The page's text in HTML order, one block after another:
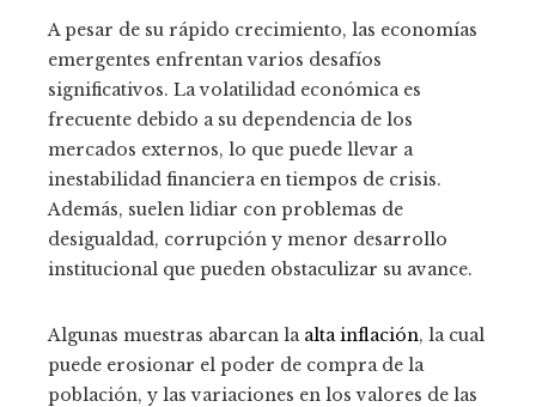
A pesar de su rápido crecimiento, las economías
emergentes enfrentan varios desafíos
significativos. La volatilidad económica es
frecuente debido a su dependencia de los
mercados externos, lo que puede llevar a
inestabilidad financiera en tiempos de crisis.
Además, suelen lidiar con problemas de
desigualdad, corrupción y menor desarrollo
institucional que pueden obstaculizar su avance.
Algunas muestras abarcan la alta inflación, la cual
puede erosionar el poder de compra de la
población, y las variaciones en los valores de las